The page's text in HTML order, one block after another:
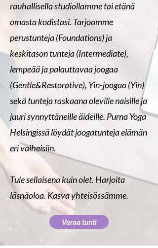
rauhallisella studiollamme tai etänä
omasta kodistasi. Tarjoamme
perustunteja (Foundations) ja
keskitason tunteja (Intermediate),
lempeää ja palauttavaa joogaa
(Gentle&Restorative), Yin-joogaa (Yin)
sekä tunteja raskaana oleville naisille ja
juuri synnyttäneille äideille. Purna Yoga
Helsingissä löydät joogatunteja elämän
eri vaiheisiin.
Tule sellaisena kuin olet. Harjoita
läsnäoloa. Kasva yhteisössämme.
Varaa tunti